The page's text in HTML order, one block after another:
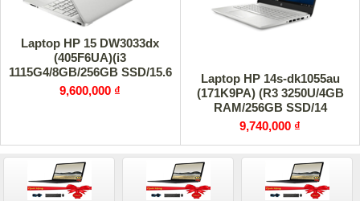
Laptop HP 15 DW3033dx
(405F6UA)(i3
1115G4/8GB/256GB SSD/15.6
FHD/Win/Bạc)
9,600,000 ₫
Laptop HP 14s-dk1055au
(171K9PA) (R3 3250U/4GB
RAM/256GB SSD/14
HD/Win10/Bạc)
9,740,000 ₫